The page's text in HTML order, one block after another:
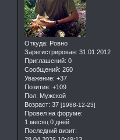
Откуда: Ровно
Зарегистрирован: 31.01.2012
Приглашений: 0
Сообщений: 260
Уважение: +37
Позитив: +109
Пол: Мужской
Возраст: 37 [1988-12-23]
Провел на форуме:
1 месяц 0 дней
Последний визит: